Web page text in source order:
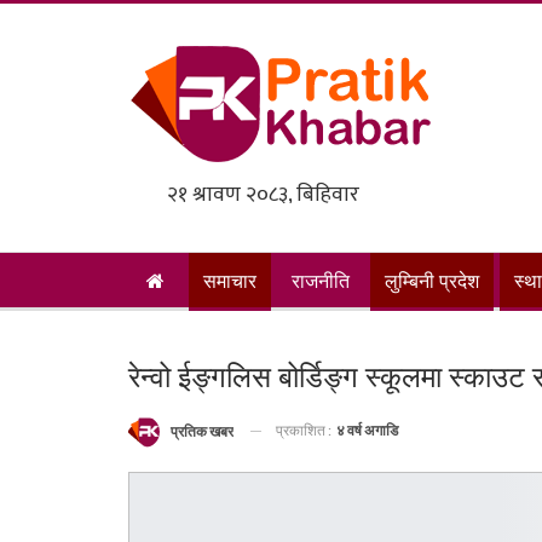
समाचार राजनीति लुम्बिनी प्रदेश
रेन्वो ईङ्गलिस बोर्डिङ्ग स्कूलमा स्काउट
प्रतिक खबर प्रकाशित : ४ वर्ष अगाडि